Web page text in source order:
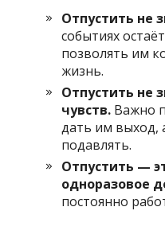
Отпустить не
событиях
позволять им
жизнь.
Отпустить не
чувств. Важно
дать им выход,
подавлять.
Отпустить —
одноразовое
постоянно